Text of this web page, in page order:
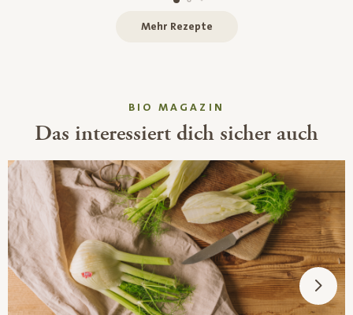
Mehr Rezepte
BIO MAGAZIN
Das interessiert dich sicher auch